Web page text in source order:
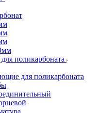
поликарбоната
для поликарбоната